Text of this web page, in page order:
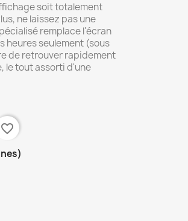
soit totalement
ne laissez pas une
remplace l'écran
heures seulement (sous
de retrouver rapidement
le tout assorti d'une
favorite_border